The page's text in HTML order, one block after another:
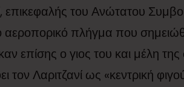
επικεφαλής του Ανώτατου
αεροπορικό πλήγμα που
επίσης ο γιος του και μέλη
τον Λαριτζανί ως «κεντρική